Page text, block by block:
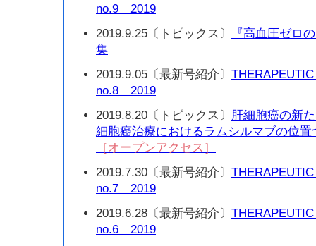
no.9 2019
2019.9.25〔トピックス〕
『高血圧ゼロ
集
2019.9.05〔最新号紹介〕
no.8 2019
2019.8.20〔トピックス〕 肝細胞癌の新
細胞癌治療におけるラムシルマブの位
［オープンアクセス］
2019.7.30〔最新号紹介〕
no.7 2019
2019.6.28〔最新号紹介〕
no.6 2019